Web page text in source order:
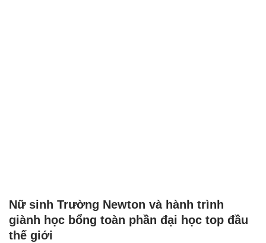
Nữ sinh Trường Newton và hành trình
giành học bổng toàn phần đại học top đầu
thế giới